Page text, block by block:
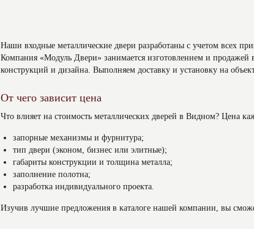
Наши входные металлические двери разработаны с учетом всех
Компания «Модуль Двери» занимается изготовлением и
конструкций и дизайна. Выполняем доставку и установку на
От чего зависит цена
Что влияет на стоимость металлических дверей в Видном? Цена
запорные механизмы и фурнитура;
тип двери (эконом, бизнес или элитные);
габариты конструкции и толщина металла;
заполнение полотна;
разработка индивидуального проекта.
Изучив лучшие предложения в каталоге нашей компании, вы